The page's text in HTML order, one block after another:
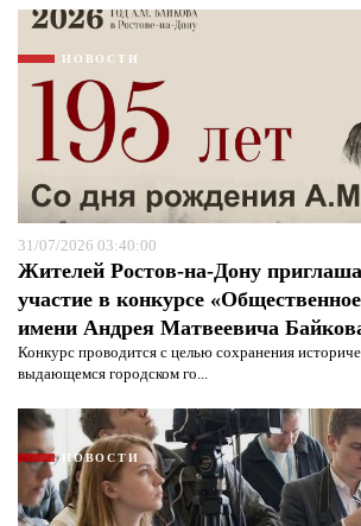
НОВОСТИ
31/07/2026 03:40:00
Жителей Ростов-на-Дону
участие в конкурсе
имени Андрея Матвеевича
Конкурс проводится с целью сохранения
выдающемся городском го...
НОВОСТИ
Я согласен сполитикой
защиты информации*
Я согласен с